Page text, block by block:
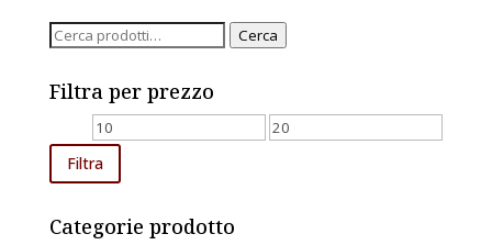
Cerca: Cerca
Filtra per prezzo
Prezzo
Min
Prezzo
Filtra
Categorie prodotto